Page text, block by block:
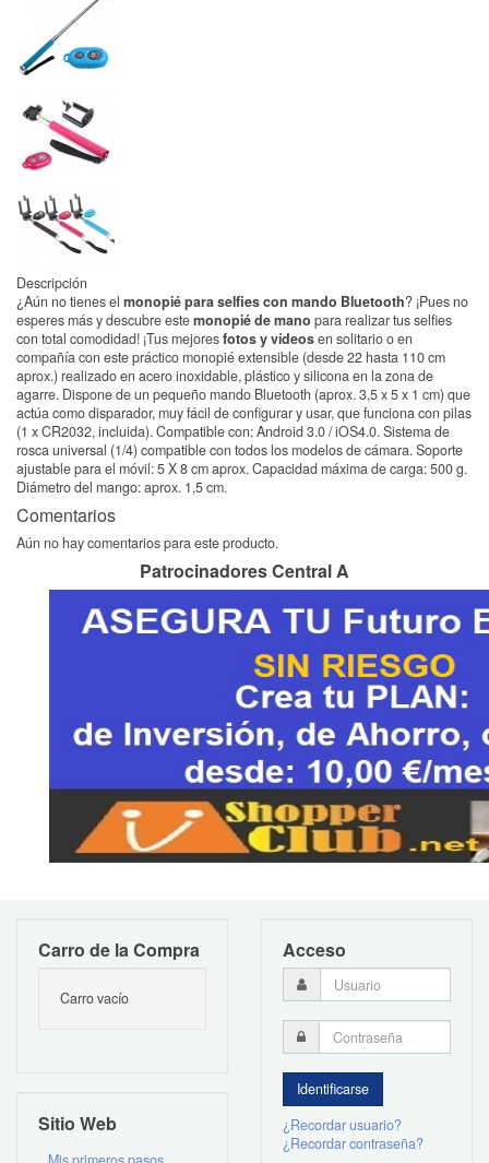
Descripción
¿Aún no tienes el monopié para selfies con mando Bluetooth? ¡Pues no
esperes más y descubre estemonopié de mano para realizar tus selfies
con total comodidad! ¡Tus mejoresfotos y vídeosen solitario o en
compañía con este práctico monopié extensible (desde 22 hasta 110 cm
aprox.) realizado en acero inoxidable, plástico y silicona en la zona de
agarre. Dispone de un pequeño mando Bluetooth (aprox. 3,5 x 5 x 1 cm) que
actúa como disparador, muy fácil de configurar y usar, que funciona con pilas
(1 x CR2032, incluida). Compatible con: Android 3.0 / iOS4.0. Sistema de
rosca universal (1/4) compatible con todos los modelos de cámara. Soporte
ajustable para el móvil: 5 X 8 cm aprox. Capacidad máxima de carga: 500 g.
Diámetro del mango: aprox. 1,5 cm.
Comentarios
Aún no hay comentarios para este producto.
Patrocinadores Central A
Carro de la Compra
Carro vacío
Sitio Web
Acceso
¿Recordar usuario?
¿Recordar contraseña?